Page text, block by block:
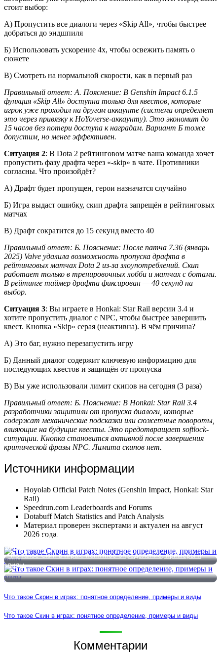
стоит выбор:
А) Пропустить все диалоги через «Skip All», чтобы быстрее
добраться до эндшпиля
Б) Использовать ускорение 4x, чтобы освежить память о
сюжете
В) Смотреть на нормальной скорости, как в первый раз
Правильный ответ: А. Пояснение: В Genshin Impact 6.1.5
функция «Skip All» доступна только для квестов, которые
игрок уже проходил на другом аккаунте (система определяет
это через привязку к HoYoverse-аккаунту). Это экономит до
15 часов без потери доступа к наградам. Вариант Б тоже
допустим, но менее эффективен.
Ситуация 2: В Dota 2 рейтинговом матче ваша команда хочет
пропустить фазу драфта через «-skip» в чате. Противники
согласны. Что произойдёт?
А) Драфт будет пропущен, герои назначатся случайно
Б) Игра выдаст ошибку, скип драфта запрещён в рейтинговых
матчах
В) Драфт сократится до 15 секунд вместо 40
Правильный ответ: Б. Пояснение: После патча 7.36 (январь
2025) Valve удалила возможность пропуска драфта в
рейтинговых матчах Dota 2 из-за злоупотреблений. Скип
работает только в тренировочных лобби и матчах с ботами.
В рейтинге таймер драфта фиксирован — 40 секунд на
выбор.
Ситуация 3: Вы играете в Honkai: Star Rail версии 3.4 и
хотите пропустить диалог с NPC, чтобы быстрее завершить
квест. Кнопка «Skip» серая (неактивна). В чём причина?
А) Это баг, нужно перезапустить игру
Б) Данный диалог содержит ключевую информацию для
последующих квестов и защищён от пропуска
В) Вы уже использовали лимит скипов на сегодня (3 раза)
Правильный ответ: Б. Пояснение: В Honkai: Star Rail 3.4
разработчики защитили от пропуска диалоги, которые
содержат механические подсказки или сюжетные повороты,
влияющие на будущие квесты. Это предотвращает softlock-
ситуации. Кнопка становится активной после завершения
критической фразы NPC. Лимита скипов нет.
Источники информации
Hoyolab Official Patch Notes (Genshin Impact, Honkai: Star
Rail)
Speedrun.com Leaderboards and Forums
Dotabuff Match Statistics and Patch Analysis
Материал проверен экспертами и актуален на август
2026 года.
Что такое Скрин в играх: понятное определение, примеры и
виды
Что такое Скин в играх: понятное определение, примеры и
виды
Что такое Скрин в играх: понятное определение, примеры и виды
Что такое Скин в играх: понятное определение, примеры и виды
Комментарии